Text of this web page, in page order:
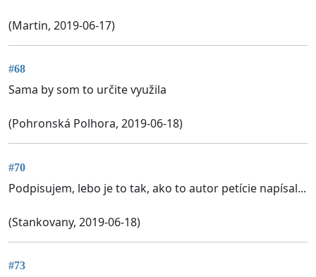
(Martin, 2019-06-17)
#68
Sama by som to určite využila
(Pohronská Polhora, 2019-06-18)
#70
Podpisujem, lebo je to tak, ako to autor petície napísal...
(Stankovany, 2019-06-18)
#73